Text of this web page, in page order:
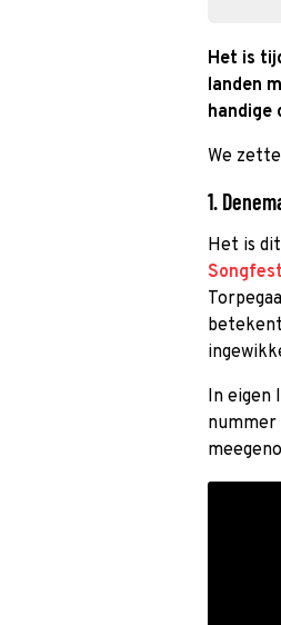
Het is
landen
handige
We
1.
Het is
In eigen